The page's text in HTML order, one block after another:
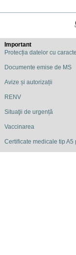
Important
Protecția datelor cu
Documente emise de MS
Avize și autorizații
RENV
Situaţii de urgență
Vaccinarea
Certificate medicale tip